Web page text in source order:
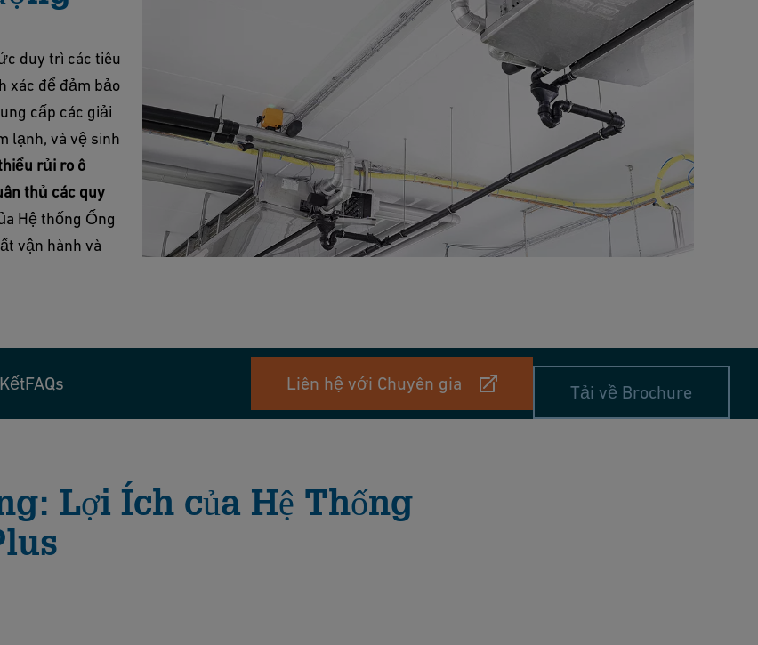
duy trì các tiêu
xác để đảm bảo
cấp các giải
lạnh, và vệ sinh
rủi ro ô
thủ các quy
Hệ thống Ống
vận hành và
FAQs Liên hệ với Chuyên gia Tải về Brochure
Lợi Ích của Hệ Thống